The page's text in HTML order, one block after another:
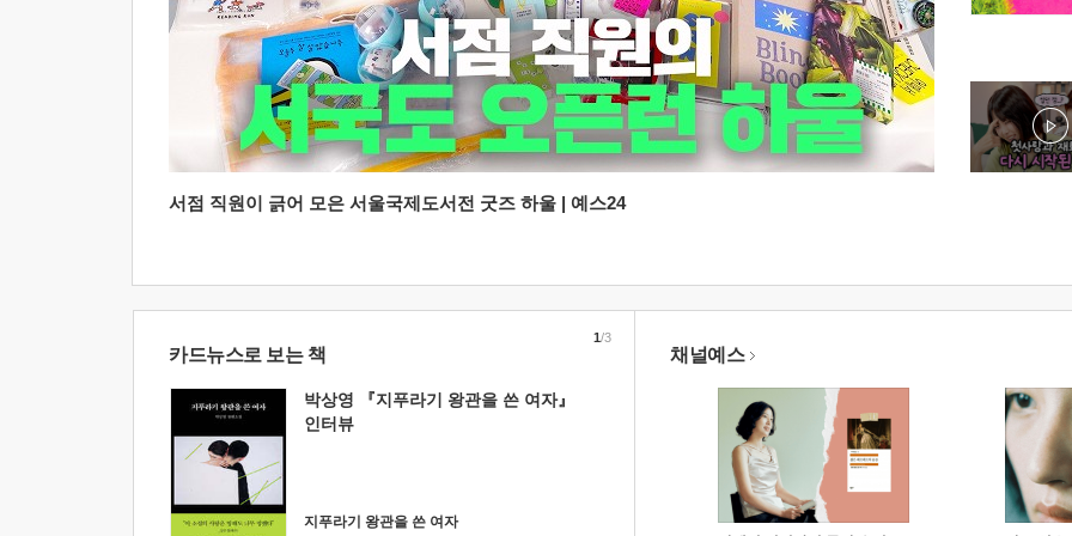
서점 직원이 긁어 모은 서울국제도서전 굿즈 하울 | 예스24
카드뉴스로 보는 책
박상영 『지푸라기 왕관을 쓴 여자』
인터뷰
지푸라기 왕관을 쓴 여자
1/3
채널예스